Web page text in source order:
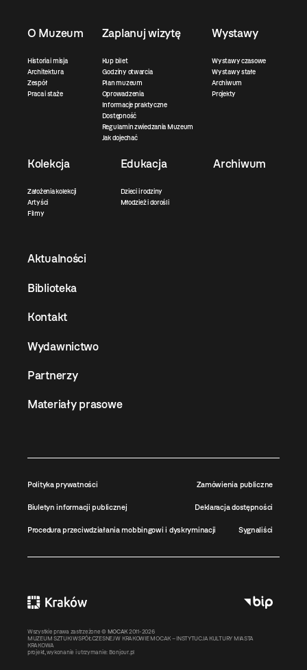
O Muzeum
Historia i misja
Architektura
Zespół
Praca i staże
Zaplanuj wizytę
Kup bilet
Godziny otwarcia
Plan muzeum
Oprowadzenia
Informacje praktyczne
Dostępność
Regulamin zwiedzania Muzeum
Jak dojechać
Wystawy
Wystawy czasowe
Wystawy stałe
Archiwum
Projekty
Kolekcja
Założenia kolekcji
Artyści
Filmy
Edukacja
Dzieci i rodziny
Młodzież i dorośli
Archiwum
Aktualności
Biblioteka
Kontakt
Wydawnictwo
Partnerzy
Materiały prasowe
Polityka prywatności Zamówienia publiczne
Biuletyn informacji publicznej Deklaracja dostępności
Procedura przeciwdziałania mobbingowi i dyskryminacji Sygnaliści
Wszystkie prawa zastrzeżone © MOCAK 2011-2026
MUZEUM SZTUKI WSPÓŁCZESNEJ W KRAKOWIE MOCAK – INSTYTUCJA KULTURY MIASTA
KRAKOWA
projekt, wykonanie i utrzymanie: Bonjour.pl